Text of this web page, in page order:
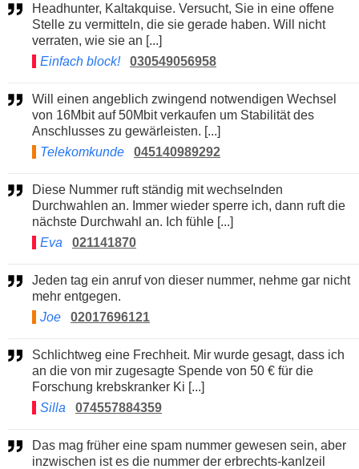
Headhunter, Kaltakquise. Versucht, Sie in eine offene
Stelle zu vermitteln, die sie gerade haben. Will nicht
verraten, wie sie an [...]
Einfach block!
030549056958
Will einen angeblich zwingend notwendigen Wechsel
von 16Mbit auf 50Mbit verkaufen um Stabilität des
Anschlusses zu gewärleisten. [...]
Telekomkunde
045140989292
Diese Nummer ruft ständig mit wechselnden
Durchwahlen an. Immer wieder sperre ich, dann ruft die
nächste Durchwahl an. Ich fühle [...]
Eva
021141870
Jeden tag ein anruf von dieser nummer, nehme gar nicht
mehr entgegen.
Joe
02017696121
Schlichtweg eine Frechheit. Mir wurde gesagt, dass ich
an die von mir zugesagte Spende von 50 € für die
Forschung krebskranker Ki [...]
Silla
074557884359
Das mag früher eine spam nummer gewesen sein, aber
inzwischen ist es die nummer der erbrechts-kanlzeil